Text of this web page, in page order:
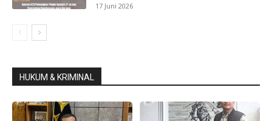
17 Juni 2026
HUKUM & KRIMINAL